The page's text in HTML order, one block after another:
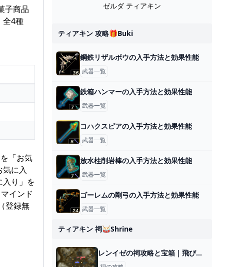
子商品
全4種
「お気
に入
入り」を
インド
登録無
ゼルダ ティアキン
ティアキン 攻略🎁buki
鋼鉄リザルボウの入手方法と効果性能
武器一覧
鉄箱ハンマーの入手方法と効果性能
武器一覧
コハクスピアの入手方法と効果性能
武器一覧
放水柱削岩棒の入手方法と効果性能
武器一覧
ゴーレムの剛弓の入手方法と効果性能
武器一覧
ティアキン 祠🥁shrine
レンイゼの祠攻略と宝箱｜飛び立つかたち